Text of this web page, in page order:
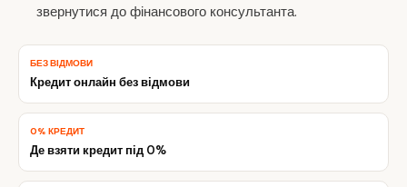
звернутися до фінансового консультанта.
БЕЗ ВІДМОВИ
Кредит онлайн без відмови
0% КРЕДИТ
Де взяти кредит під 0%